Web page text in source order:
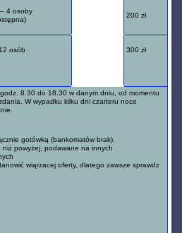
4 osoby
200 zł
osób 300 zł
8.30 do 18.30 w danym dniu, od momentu
W wypadku kilku dni czarteru noce
gotówką (bankomatów brak).
powyżej, podawane na innych
wiąrzacej oferty, dlatego zawsze sprawdz